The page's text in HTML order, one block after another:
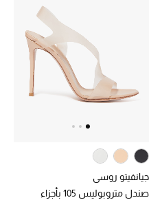
جيانفيتو روسي
صندل متروبوليس 105 بأجزاء